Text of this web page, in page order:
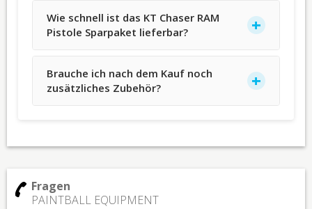
Wie schnell ist das KT Chaser RAM
Pistole Sparpaket lieferbar?
Brauche ich nach dem Kauf noch
zusätzliches Zubehör?
Fragen
PAINTBALL EQUIPMENT